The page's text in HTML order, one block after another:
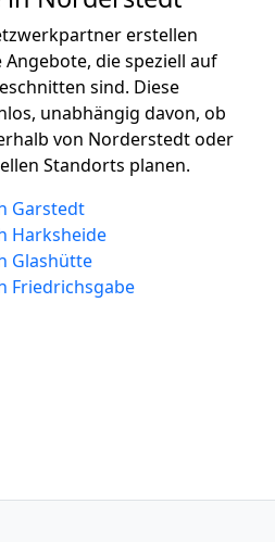
erstellen
die speziell auf
sind. Diese
unabhängig davon, ob
von Norderstedt oder
Standorts planen.
Garstedt
Harksheide
Glashütte
Friedrichsgabe